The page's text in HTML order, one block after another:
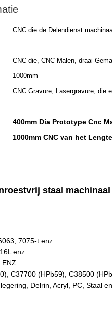
CNC die de Delendienst
CNC die, CNC Malen, draai-
1000mm
CNC Gravure, Lasergravure, die
400mm Dia Prototype Cnc
1000mm CNC van het
staal
7075-t enz.
enz.
C37700 (HPb59), C38500
Delrin, Acryl, PC, Staal